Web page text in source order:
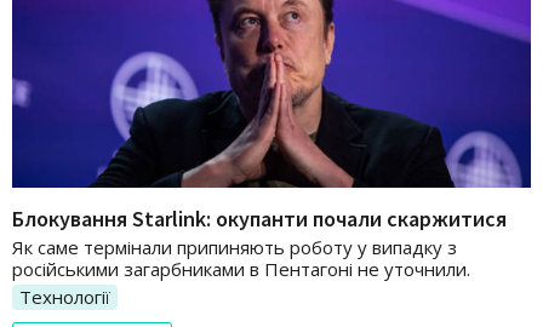
Блокування Starlink: окупанти почали скаржитися
Як саме термінали припиняють роботу у випадку з
російськими загарбниками в Пентагоні не уточнили.
Технології